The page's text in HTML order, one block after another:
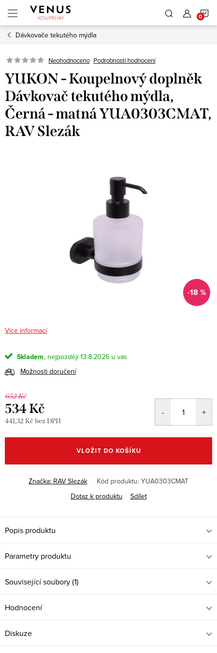
obsah
Dávkovače tekutého mýdla
Neohodnoceno Podrobnosti hodnocení
YUKON - Koupelnový doplněk
Dávkovač tekutého mýdla,
Černá - matná YUA0303CMAT,
RAV Slezák
-18 %
Více informací
Skladem
13.8.2026
Možnosti doručení
652 Kč
534 Kč
441,32 Kč bez DPH
cena:
VLOŽIT DO KOŠÍKU
Značka: RAV Slezák Kód produktu: YUA0303CMAT
Dotaz k produktu
Sdílet
Popis produktu
Parametry produktu
Související soubory (1)
Hodnocení
Diskuze